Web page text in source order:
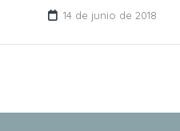
14 de junio de 2018